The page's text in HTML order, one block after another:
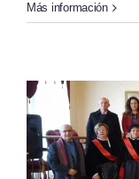
Más información